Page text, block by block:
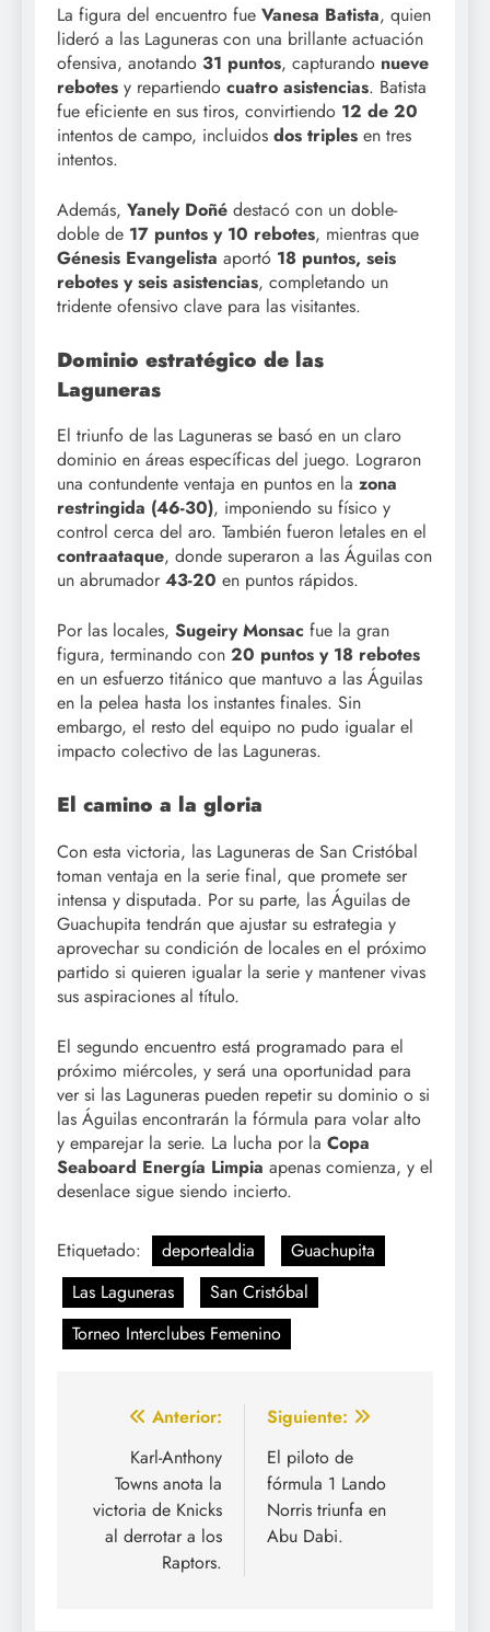
La figura del encuentro fue Vanesa Batista, quien
lideró a las Laguneras con una brillante actuación
ofensiva, anotando 31 puntos, capturando nueve
rebotes y repartiendo cuatro asistencias. Batista
fue eficiente en sus tiros, convirtiendo 12 de 20
intentos de campo, incluidos dos triples en tres
intentos.
Además, Yanely Doñé destacó con un doble-
doble de 17 puntos y 10 rebotes, mientras que
Génesis Evangelista aportó 18 puntos, seis
rebotes y seis asistencias, completando un
tridente ofensivo clave para las visitantes.
Dominio estratégico de las
Laguneras
El triunfo de las Laguneras se basó en un claro
dominio en áreas específicas del juego. Lograron
una contundente ventaja en puntos en la zona
restringida (46-30), imponiendo su físico y
control cerca del aro. También fueron letales en el
contraataque, donde superaron a las Águilas con
un abrumador 43-20 en puntos rápidos.
Por las locales, Sugeiry Monsac fue la gran
figura, terminando con 20 puntos y 18 rebotes
en un esfuerzo titánico que mantuvo a las Águilas
en la pelea hasta los instantes finales. Sin
embargo, el resto del equipo no pudo igualar el
impacto colectivo de las Laguneras.
El camino a la gloria
Con esta victoria, las Laguneras de San Cristóbal
toman ventaja en la serie final, que promete ser
intensa y disputada. Por su parte, las Águilas de
Guachupita tendrán que ajustar su estrategia y
aprovechar su condición de locales en el próximo
partido si quieren igualar la serie y mantener vivas
sus aspiraciones al título.
El segundo encuentro está programado para el
próximo miércoles, y será una oportunidad para
ver si las Laguneras pueden repetir su dominio o si
las Águilas encontrarán la fórmula para volar alto
y emparejar la serie. La lucha por la Copa
Seaboard Energía Limpia apenas comienza, y el
desenlace sigue siendo incierto.
Etiquetado: deportealdia
Guachupita
Las Laguneras
San Cristóbal
Torneo Interclubes Femenino
Navegación
entradas
Anterior:
Karl-Anthony
Towns anota la
victoria de Knicks
al derrotar a los
Raptors.
Siguiente:
El piloto de
fórmula 1 Lando
Norris triunfa en
Abu Dabi.